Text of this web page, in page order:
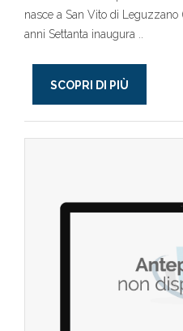
nasce a San Vito di
anni Settanta inaugura ..
SCOPRI DI PIÙ